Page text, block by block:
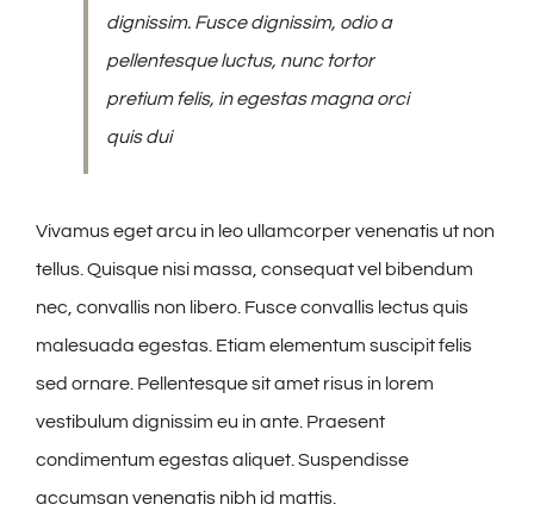
dignissim. Fusce dignissim, odio a
pellentesque luctus, nunc tortor
pretium felis, in egestas magna orci
quis dui
Vivamus eget arcu in leo ullamcorper venenatis ut non
tellus. Quisque nisi massa, consequat vel bibendum
nec, convallis non libero. Fusce convallis lectus quis
malesuada egestas. Etiam elementum suscipit felis
sed ornare. Pellentesque sit amet risus in lorem
vestibulum dignissim eu in ante. Praesent
condimentum egestas aliquet. Suspendisse
accumsan venenatis nibh id mattis.